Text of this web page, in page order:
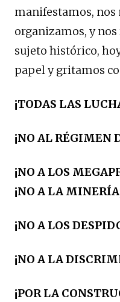
manifestamos,
organizamos, y
sujeto histórico,
papel y gritamos
¡TODAS LAS
¡NO AL RÉGIMEN
¡NO A LOS
¡NO A LA
¡NO A LOS
¡NO A LA
¡POR LA